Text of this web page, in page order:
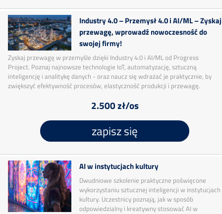
Industry 4.0 – Przemysł 4.0 i AI/ML – Zyskaj
przewagę, wprowadź nowoczesność do
swojej firmy!
Zyskaj przewagę w przemyśle dzięki Industry 4.0 i AI/ML od Progress
Project. Poznaj najnowsze technologie IoT, automatyzację, sztuczną
inteligencję i analitykę danych - oraz naucz się wdrażać je praktycznie, by
zwiększyć efektywność procesów, elastyczność produkcji i przewagę.
2.500 zł/os
zapisz się
AI w instytucjach kultury
Dwudniowe szkolenie praktyczne poświęcone
wykorzystaniu sztucznej inteligencji w instytucjach
kultury. Uczestnicy poznają, jak w sposób
odpowiedzialny i kreatywny stosować AI w